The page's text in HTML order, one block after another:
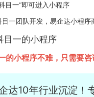
目一”即可进入小程序
目一团队开发，易企达小程
目一的小程序
的小程序不难，只需要
达10年行业沉淀！